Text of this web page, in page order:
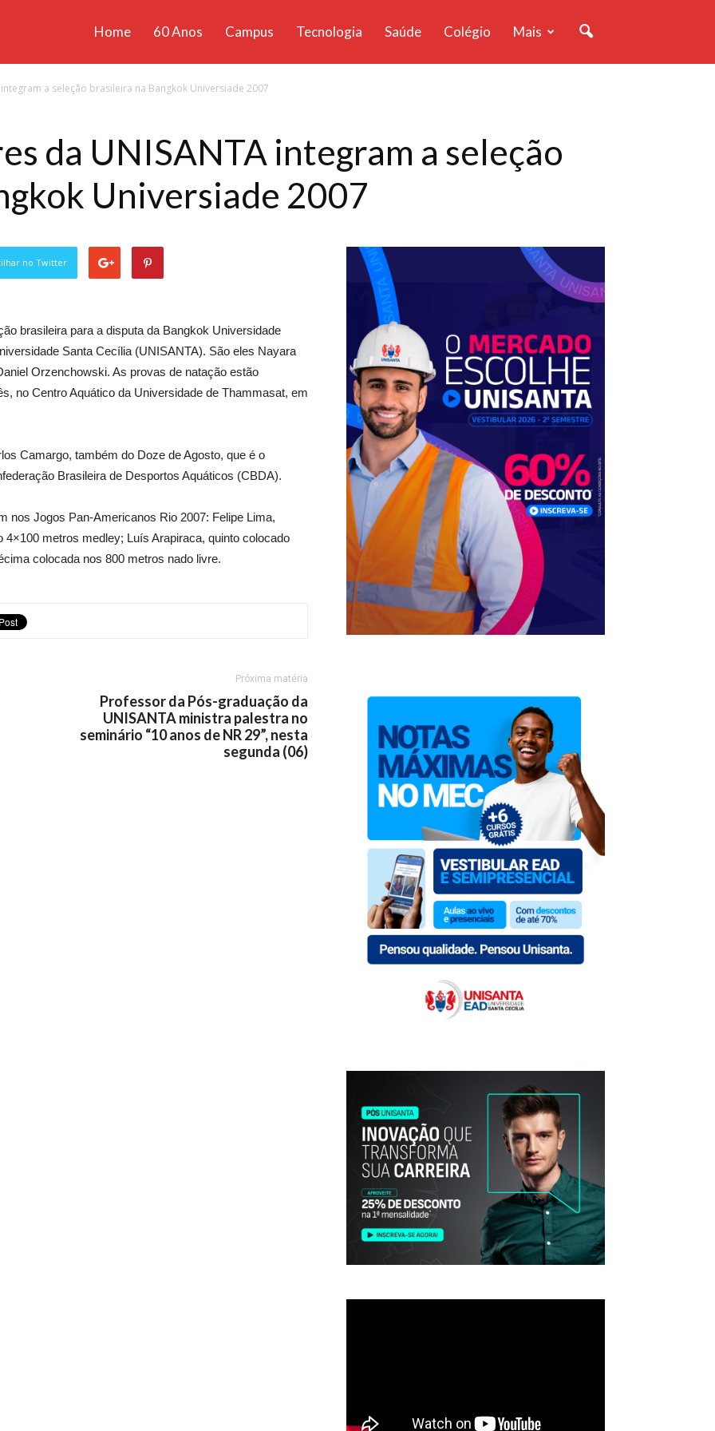
Home 60 Anos Campus Tecnologia Saúde Colégio Mais
a seleção brasileira na Bangkok Universiade 2007
da UNISANTA integram a seleção
Universiade 2007
no Twitter
brasileira para a disputa da Bangkok Universidade
Santa Cecília (UNISANTA). São eles Nayara
Orzenchowski. As provas de natação estão
no Centro Aquático da Universidade de Thammasat, em
Camargo, também do Doze de Agosto, que é o
Brasileira de Desportos Aquáticos (CBDA).
nos Jogos Pan-Americanos Rio 2007: Felipe Lima,
metros medley; Luís Arapiraca, quinto colocado
colocada nos 800 metros nado livre.
Próxima matéria
Professor da Pós-graduação da
UNISANTA ministra palestra no
seminário “10 anos de NR 29”, nesta
segunda (06)